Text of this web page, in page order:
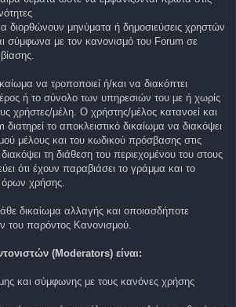
διορθώνουν μηνύματα ή δημοσιεύσεις χρηστών
σύμφωνα με τον κανονισμό του Forum σε
να τροποποιεί ή/και να διακόπτει
ή το σύνολο των υπηρεσιών του με ή χωρίς
χρήστες/μέλη. O χρήστης/μέλος κατανοεί και
διατηρεί το αποκλειστικό δικαίωμα να διακόψει
μέλους και του κωδικού πρόσβασης στις
τη διάθεση του περιεχομένου του στους
ότι έχουν παραβιάσει το γράμμα και το
χρήσης.
δικαίωμα αλλαγής και οποιασδήποτε
του παρόντος Κανονισμού.
(Moderators) είναι:
και σύμφωνης με τους κανόνες χρήσης